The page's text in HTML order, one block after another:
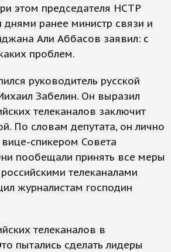
этом председателя НСТР
днями ранее министр связи и
Али Аббасов заявил: с
проблем.
руководитель русской
Забелин. Он выразил
телеканалов заключит
По словам депутата, он лично
спикером Совета
пообещали принять все меры
телеканалами
журналистам господин
телеканалов в
пытались сделать лидеры